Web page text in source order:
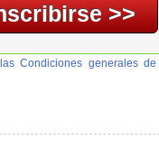
Condiciones generales